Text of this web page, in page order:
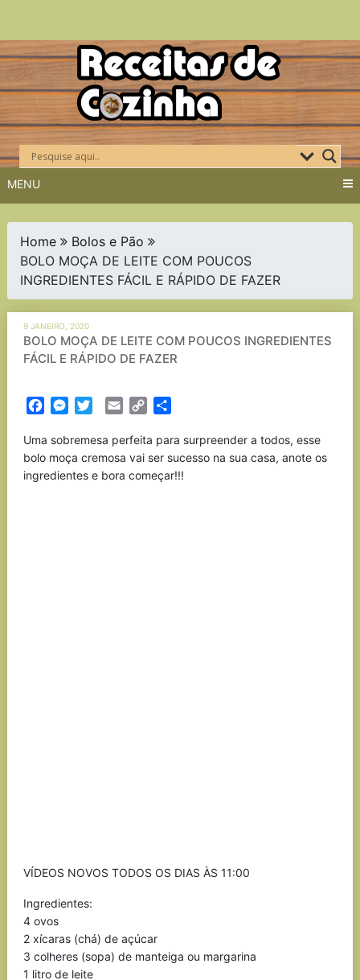
Skip
to
content
MENU
Home
Bolos e Pão
BOLO MOÇA DE LEITE COM POUCOS
INGREDIENTES FÁCIL E RÁPIDO DE FAZER
9 JANEIRO, 2020
BOLO MOÇA DE LEITE COM POUCOS INGREDIENTES
FÁCIL E RÁPIDO DE FAZER
FacebookMessenger
TwitterEmail Copy
Uma sobremesa perfeita para surpreender a todos, esse
bolo moça cremosa vai ser sucesso na sua casa, anote os
ingredientes e bora começar!!!
VÍDEOS NOVOS TODOS OS DIAS ÀS 11:00
Ingredientes:
4 ovos
2 xícaras (chá) de açúcar
3 colheres (sopa) de manteiga ou margarina
1 litro de leite